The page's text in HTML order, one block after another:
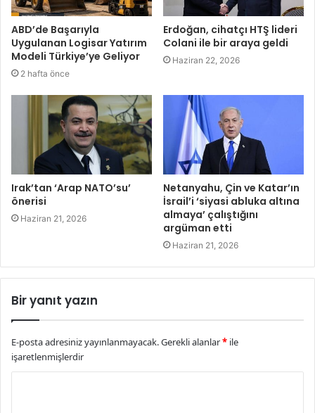
ABD’de Başarıyla
Uygulanan Logisar Yatırım
Modeli Türkiye’ye Geliyor
2 hafta önce
Erdoğan, cihatçı HTŞ lideri
Colani ile bir araya geldi
Haziran 22, 2026
Irak’tan ‘Arap NATO’su’
önerisi
Haziran 21, 2026
Netanyahu, Çin ve Katar’ın
İsrail’i ‘siyasi abluka altına
almaya’ çalıştığını
argüman etti
Haziran 21, 2026
Bir yanıt yazın
E-posta adresiniz yayınlanmayacak.Gerekli alanlar* ile
işaretlenmişlerdir